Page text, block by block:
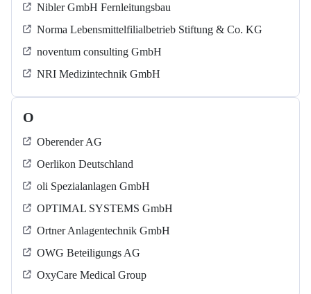
Nibler GmbH Fernleitungsbau
Norma Lebensmittelfilialbetrieb Stiftung & Co. KG
noventum consulting GmbH
NRI Medizintechnik GmbH
O
Oberender AG
Oerlikon Deutschland
oli Spezialanlagen GmbH
OPTIMAL SYSTEMS GmbH
Ortner Anlagentechnik GmbH
OWG Beteiligungs AG
OxyCare Medical Group